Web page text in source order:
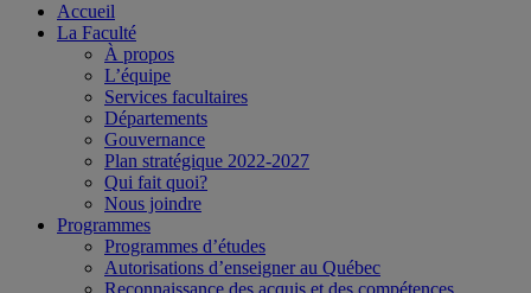
Accueil
La Faculté
À propos
L’équipe
Services facultaires
Départements
Gouvernance
Plan stratégique 2022-2027
Qui fait quoi?
Nous joindre
Programmes
Programmes d’études
Autorisations d’enseigner au Québec
Reconnaissance des acquis et des compétences